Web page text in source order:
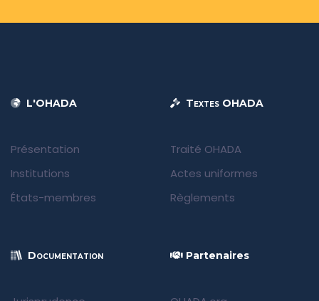
L'OHADA
Présentation
Institutions
États-membres
Textes OHADA
Traité OHADA
Actes uniformes
Règlements
Documentation Partenaires